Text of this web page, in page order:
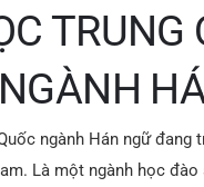
e
b
o
o
k
l
e
st
TRUNG
ngành Hán ngữ đang
Là một ngành học